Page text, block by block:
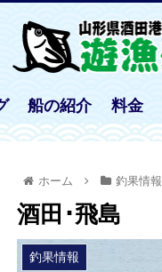
船の紹介 料金
ホーム 釣果情報
酒田･飛島
釣果情報